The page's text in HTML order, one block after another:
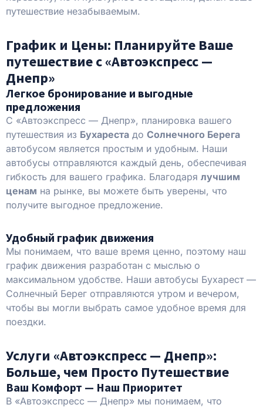
путешествие незабываемым.
График и Цены: Планируйте Ваше
путешествие с «Автоэкспресс —
Днепр»
Легкое бронирование и выгодные
предложения
С «Автоэкспресс — Днепр», планировка вашего
путешествия из Бухареста до Солнечного Берега
автобусом является простым и удобным. Наши
автобусы отправляются каждый день, обеспечивая
гибкость для вашего графика. Благодаря лучшим
ценам на рынке, вы можете быть уверены, что
получите выгодное предложение.
Удобный график движения
Мы понимаем, что ваше время ценно, поэтому наш
график движения разработан с мыслью о
максимальном удобстве. Наши автобусы Бухарест —
Солнечный Берег отправляются утром и вечером,
чтобы вы могли выбрать самое удобное время для
поездки.
Услуги «Автоэкспресс — Днепр»:
Больше, чем Просто Путешествие
Ваш Комфорт — Наш Приоритет
В «Автоэкспресс — Днепр» мы понимаем, что